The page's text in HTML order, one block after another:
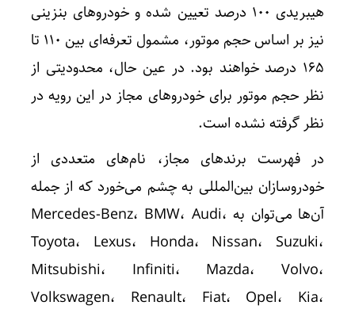
هیبریدی 100 درصد تعیین شده و خودروهای بنزینی
نیز بر اساس حجم موتور، مشمول تعرفه‌ای بین 110 تا
165 درصد خواهند بود. در عین حال، محدودیتی از
نظر حجم موتور برای خودروهای مجاز در این رویه در
نظر گرفته نشده است.
در فهرست برندهای مجاز، نام‌های متعددی از
خودروسازان بین‌المللی به چشم می‌خورد که از جمله
آن‌ها می‌توان به Mercedes-Benz، BMW، Audi،
Toyota، Lexus، Honda، Nissan، Suzuki،
Mitsubishi، Infiniti، Mazda، Volvo،
Volkswagen، Renault، Fiat، Opel، Kia،